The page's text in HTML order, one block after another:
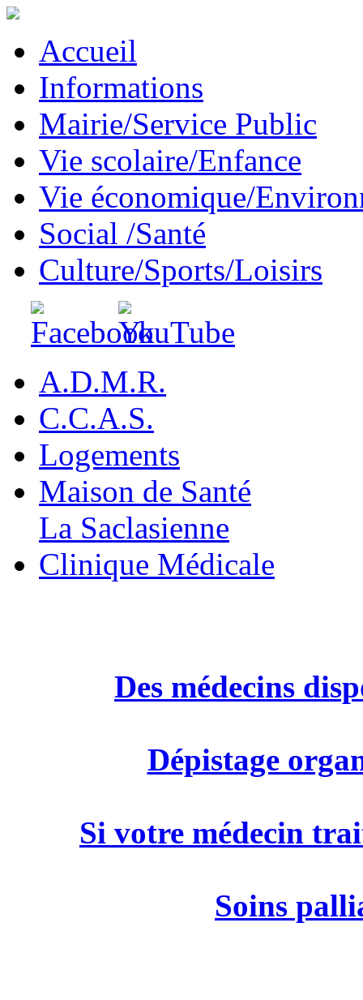
Accueil
Informations
Mairie/Service Public
Vie scolaire/Enfance
Vie économique/
Social /Santé
Culture/Sports/Loisirs
A.D.M.R.
C.C.A.S.
Logements
Maison de Santé
La Saclasienne
Clinique Médicale
Des médecins
Dépistage
Si votre médecin
Soins